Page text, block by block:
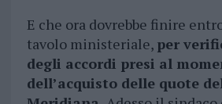
E che ora dovrebbe finire
tavolo ministeriale, per
degli accordi presi al
dell’acquisto delle quote